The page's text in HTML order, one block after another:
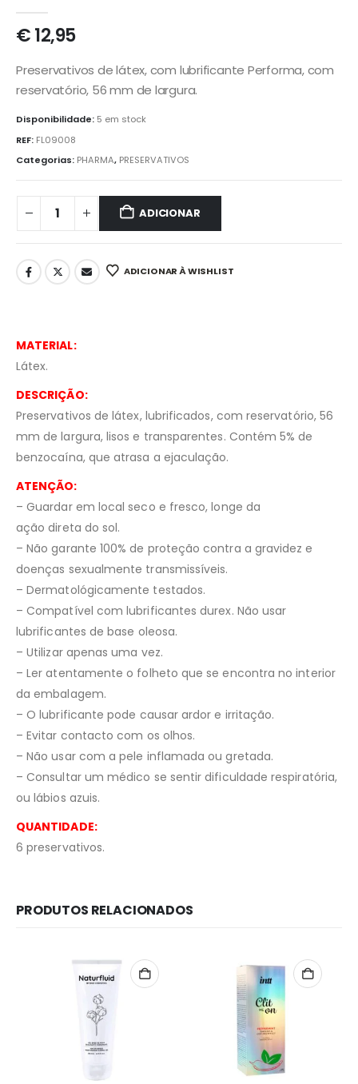
€12,95
Preservativos de látex, com lubrificante Performa, com
reservatório, 56 mm de largura.
Disponibilidade: 5 em stock
REF: FL09008
Categorias: PHARMA, PRESERVATIVOS
ADICIONAR
ADICIONAR À WISHLIST
MATERIAL:
Látex.
DESCRIÇÃO:
Preservativos de látex, lubrificados, com reservatório, 56
mm de largura, lisos e transparentes. Contém 5% de
benzocaína, que atrasa a ejaculação.
ATENÇÃO:
– Guardar em local seco e fresco, longe da
ação direta do sol.
– Não garante 100% de proteção contra a gravidez e
doenças sexualmente transmissíveis.
– Dermatológicamente testados.
– Compatível com lubrificantes durex. Não usar
lubrificantes de base oleosa.
– Utilizar apenas uma vez.
– Ler atentamente o folheto que se encontra no interior
da embalagem.
– O lubrificante pode causar ardor e irritação.
– Evitar contacto com os olhos.
– Não usar com a pele inflamada ou gretada.
– Consultar um médico se sentir dificuldade respiratória,
ou lábios azuis.
QUANTIDADE:
6 preservativos.
PRODUTOS RELACIONADOS
Redes Sociais
Métodos de Pagamento